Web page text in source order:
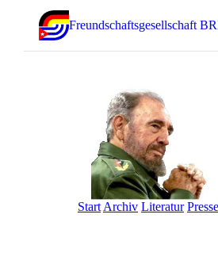
Freundschaftsgesellschaft
Start Archiv Literatur